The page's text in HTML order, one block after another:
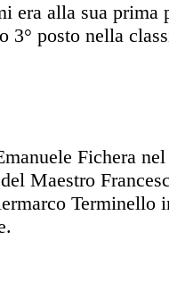
era alla sua prima
3° posto nella
Fichera
Maestro
Terminello